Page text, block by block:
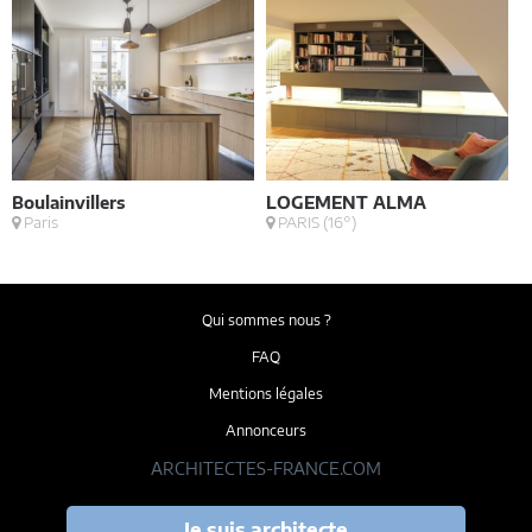
Boulainvillers
Paris
LOGEMENT ALMA
PARIS (16°)
Qui sommes nous ?
FAQ
Mentions légales
Annonceurs
ARCHITECTES-FRANCE.COM